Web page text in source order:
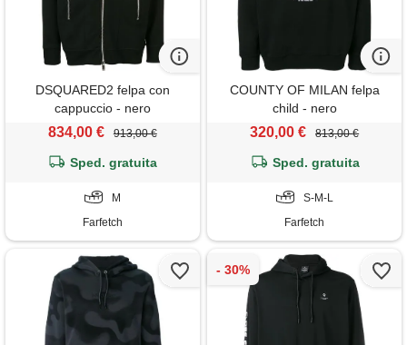
DSQUARED2 felpa con
cappuccio - nero
834,00 € 913,00 €
Sped. gratuita
M
Farfetch
COUNTY OF MILAN felpa
child - nero
320,00 € 813,00 €
Sped. gratuita
S-M-L
Farfetch